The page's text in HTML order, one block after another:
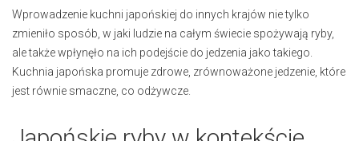
Wprowadzenie kuchni japońskiej do innych krajów nie tylko
zmieniło sposób, w jaki ludzie na całym świecie spożywają ryby,
ale także wpłynęło na ich podejście do jedzenia jako takiego.
Kuchnia japońska promuje zdrowe, zrównoważone jedzenie, które
jest równie smaczne, co odżywcze.